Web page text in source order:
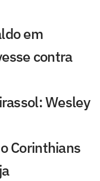
em
contra
Wesley
Corinthians